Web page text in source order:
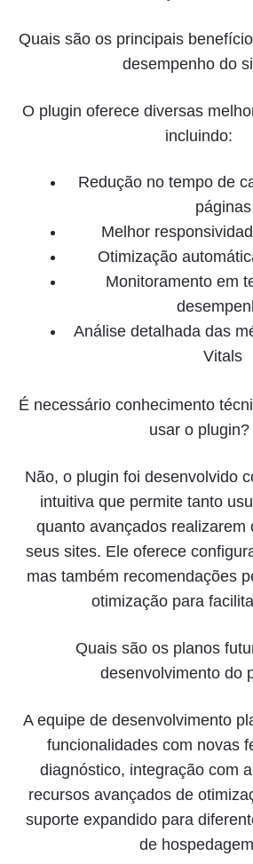
Quais são os principais
desempenho do
O plugin oferece diversas
incluindo:
Redução no tempo de
páginas
Melhor
Otimização
Monitoramento em
Análise detalhada das
Vitals
É necessário conhecimento
usar o plugin?
Não, o plugin foi desenvolvido
intuitiva que permite tanto
quanto avançados realizarem
seus sites. Ele oferece
mas também recomendações
otimização para
Quais são os planos
desenvolvimento do
A equipe de desenvolvimento
funcionalidades com novas
diagnóstico, integração com
recursos avançados de
suporte expandido para
de